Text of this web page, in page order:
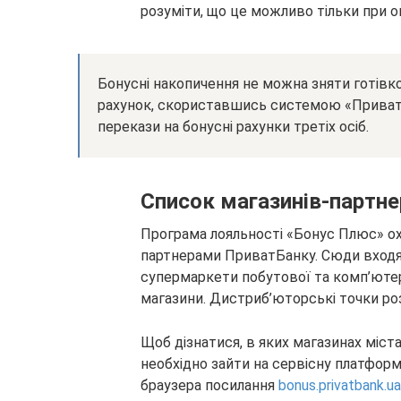
розуміти, що це можливо тільки при
Бонусні накопичення не можна зняти
рахунок, скориставшись системою
перекази на бонусні рахунки третіх осіб.
Список магазинів-
Програма лояльності «Бонус Плюс»
партнерами ПриватБанку. Сюди
супермаркети побутової та
магазини. Дистриб’юторські точки
Щоб дізнатися, в яких магазинах
необхідно зайти на сервісну
браузера посилання